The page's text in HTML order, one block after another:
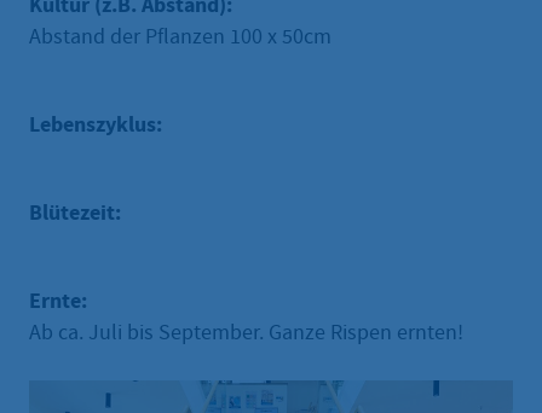
Abstand der Pflanzen 100 x 50cm
Lebenszyklus:
Blütezeit:
Ernte:
Ab ca. Juli bis September. Ganze Rispen ernten!